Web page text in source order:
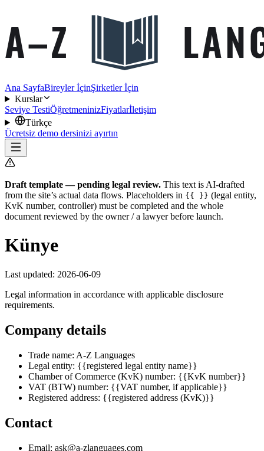
Ana SayfaBireyler İçinŞirketler İçin
Kurslar
Seviye TestiÖğretmeninizFiyatlarİletişim
Türkçe
Ücretsiz demo dersinizi ayırtın
Draft template — pending legal review. This text is AI-drafted
from the site’s actual data flows. Placeholders in {{ }} (legal entity,
KvK number, controller) must be completed and the whole
document reviewed by the owner / a lawyer before launch.
Künye
Last updated: 2026-06-09
Legal information in accordance with applicable disclosure
requirements.
Company details
Trade name: A-Z Languages
Legal entity: {{registered legal entity name}}
Chamber of Commerce (KvK) number: {{KvK number}}
VAT (BTW) number: {{VAT number, if applicable}}
Registered address: {{registered address (KvK)}}
Contact
Email: ask@a-zlanguages.com